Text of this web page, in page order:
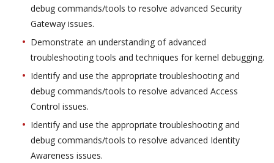
debug commands/tools to resolve advanced Security
Gateway issues.
Demonstrate an understanding of advanced
troubleshooting tools and techniques for kernel debugging.
Identify and use the appropriate troubleshooting and
debug commands/tools to resolve advanced Access
Control issues.
Identify and use the appropriate troubleshooting and
debug commands/tools to resolve advanced Identity
Awareness issues.